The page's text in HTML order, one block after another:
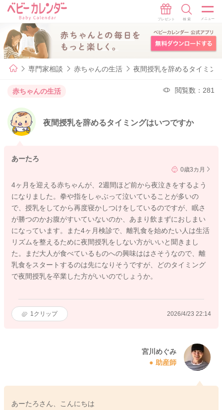
専門家相談 赤ちゃんの生活 夜間授乳を辞めるタイミン
赤ちゃんの生活 閲覧数：281
夜間授乳を辞めるタイミングはいつですか
あーたろ
0歳3カ月
4ヶ月を迎える赤ちゃんが、2週間ほど前から夜泣きをするよう
になりました。拳や指をしゃぶって泣いていることが多いの
で、授乳をしてから再度寝かしつけをしているのですが、眠さ
が勝つのかお腹がすいていないのか、あまり飲まずにおしまい
になっています。また4ヶ月検診で、離乳食を始めたい人は生活
リズムを整えるために夜間授乳をしない方がいいと聞きまし
た。まだ大人が食べているものへの興味ははさそうなので、離
乳食をスタートするのは先になりそうですが、どのタイミング
で夜間授乳を卒業した方がいいのでしょうか。
1 クリップ 2026/4/23 22:14
宮川めぐみ
助産師
あーたろさん、こんにちは